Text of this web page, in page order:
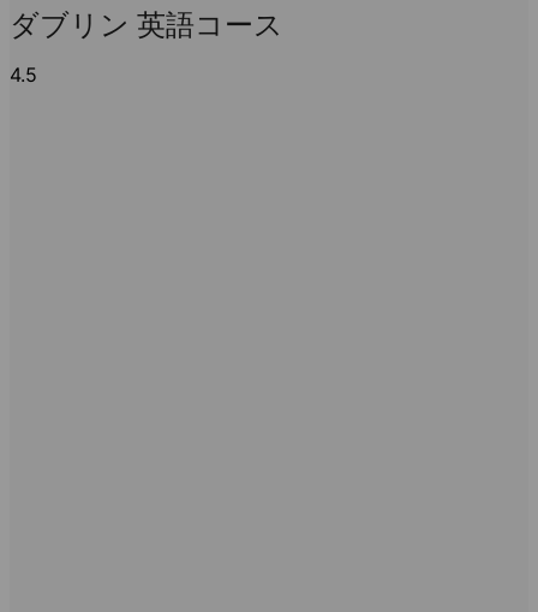
ダブリン 英語コース
4.5